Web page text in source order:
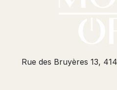
Rue des Bruyères 13,